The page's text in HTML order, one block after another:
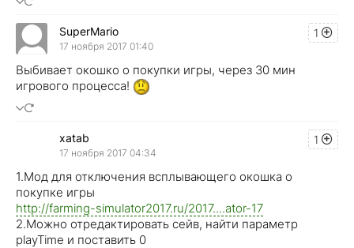
1
SuperMario
17 ноября 2017 01:40
Выбивает окошко о покупки игры, через 30 мин
игрового процесса!
1
xatab
17 ноября 2017 04:34
1.Мод для отключения всплывающего окошка о
покупке игры
http://farming-simulator2017.ru/2017....ator-17
2.Можно отредактировать сейв, найти параметр
playTime и поставить 0